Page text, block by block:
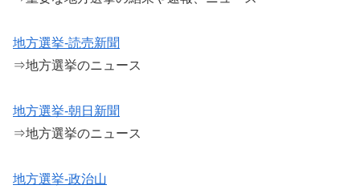
地方選挙-読売新聞
⇒地方選挙のニュース
地方選挙-朝日新聞
⇒地方選挙のニュース
地方選挙-政治山